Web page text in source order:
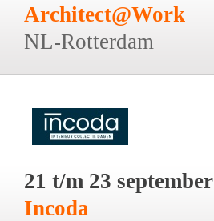
Architect@Work
NL-Rotterdam
21 t/m 23 september
Incoda